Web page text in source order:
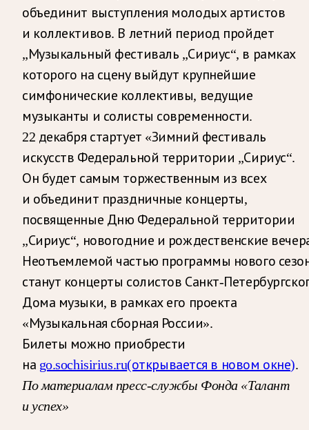
объединит выступления молодых артистов
и коллективов. В летний период пройдет
„Музыкальный фестиваль „Сириус“, в рамках
которого на сцену выйдут крупнейшие
симфонические коллективы, ведущие
музыканты и солисты современности.
22 декабря стартует «Зимний фестиваль
искусств Федеральной территории „Сириус“.
Он будет самым торжественным из всех
и объединит праздничные концерты,
посвященные Дню Федеральной территории
„Сириус“, новогодние и рождественские
Неотъемлемой частью программы нового
станут концерты солистов Санкт-
Дома музыки, в рамках его проекта
«Музыкальная сборная России».
Билеты можно приобрести
на go.sochisirius.ru(открывается в новом окне).
По материалам пресс-службы Фонда «Талант
и успех»